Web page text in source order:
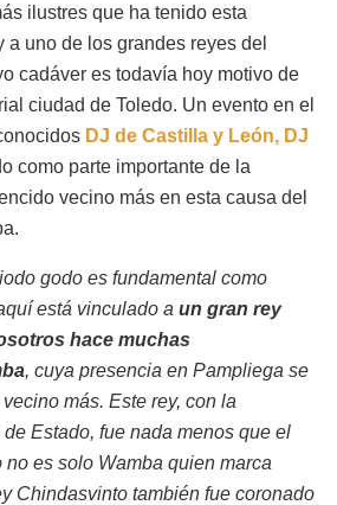
ilustres que ha tenido esta
a uno de los grandes reyes del
cadáver es todavía hoy motivo de
ciudad de Toledo. Un evento en el
DJ de Castilla y León, DJ
como parte importante de la
vecino más en esta causa del
godo es fundamental como
está vinculado a un gran rey
hace muchas
, cuya presencia en Pampliega se
más. Este rey, con la
Estado, fue nada menos que el
es solo Wamba quien marca
Chindasvinto también fue coronado